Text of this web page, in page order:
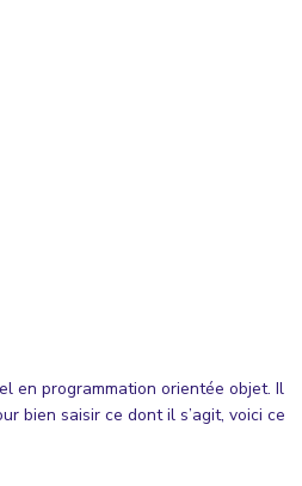
en programmation orientée objet. Il
bien saisir ce dont il s’agit, voici ce